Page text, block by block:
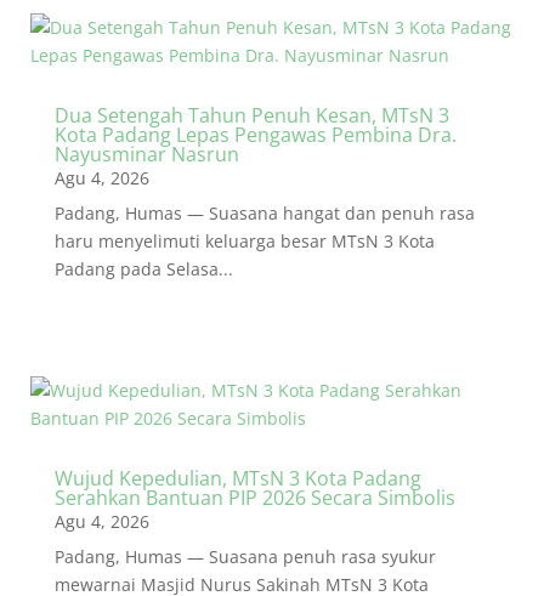
Dua Setengah Tahun Penuh Kesan, MTsN 3
Kota Padang Lepas Pengawas Pembina Dra.
Nayusminar Nasrun
Agu 4, 2026
Padang, Humas — Suasana hangat dan penuh rasa
haru menyelimuti keluarga besar MTsN 3 Kota
Padang pada Selasa...
Wujud Kepedulian, MTsN 3 Kota Padang
Serahkan Bantuan PIP 2026 Secara Simbolis
Agu 4, 2026
Padang, Humas — Suasana penuh rasa syukur
mewarnai Masjid Nurus Sakinah MTsN 3 Kota